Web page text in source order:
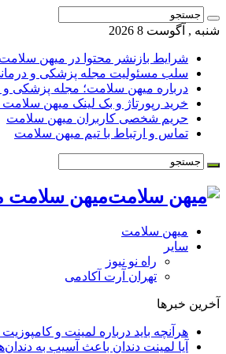
شنبه , آگوست 8 2026
شرایط بازنشر محتوا در میهن سلامت
سلب مسئولیت مجله پزشکی و
درباره میهن سلامت؛ مجله پزشکی
خرید رپورتاژ و بک لینک میهن سلامت
حریم شخصی کاربران میهن سلامت
تماس و ارتباط با تیم میهن سلامت
میهن سلامت
میهن سلامت
سایر
راه نو نیوز
تهران آرت آکادمی
آخرین خبرها
هرآنچه باید درباره لمینت و کامپوزیت
آیا لمینت دندان باعث آسیب به